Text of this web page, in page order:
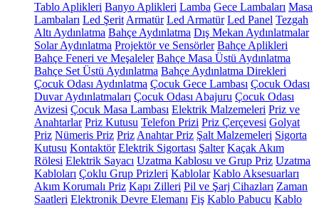
Tablo Aplikleri Banyo Aplikleri Lamba Gece Lambaları Masa
Lambaları Led Şerit Armatür Led Armatür Led Panel Tezgah
Altı Aydınlatma Bahçe Aydınlatma Dış Mekan Aydınlatmalar
Solar Aydınlatma Projektör ve Sensörler Bahçe Aplikleri
Bahçe Feneri ve Meşaleler Bahçe Masa Üstü Aydınlatma
Bahçe Set Üstü Aydınlatma Bahçe Aydınlatma Direkleri
Çocuk Odası Aydınlatma Çocuk Gece Lambası Çocuk Odası
Duvar Aydınlatmaları Çocuk Odası Abajuru Çocuk Odası
Avizesi Çocuk Masa Lambası Elektrik Malzemeleri Priz ve
Anahtarlar Priz Kutusu Telefon Prizi Priz Çerçevesi Golyat
Priz Nümeris Priz Priz Anahtar Priz Şalt Malzemeleri Sigorta
Kutusu Kontaktör Elektrik Sigortası Şalter Kaçak Akım
Rölesi Elektrik Sayacı Uzatma Kablosu ve Grup Priz Uzatma
Kabloları Çoklu Grup Prizleri Kablolar Kablo Aksesuarları
Akım Korumalı Priz Kapı Zilleri Pil ve Şarj Cihazları Zaman
Saatleri Elektronik Devre Elemanı Fiş Kablo Pabucu Kablo